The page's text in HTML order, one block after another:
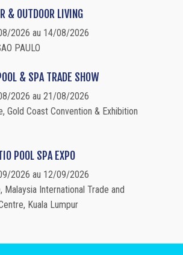
& OUTDOOR LIVING
2026 au 14/08/2026
PAULO
& SPA TRADE SHOW
2026 au 21/08/2026
Gold Coast Convention & Exhibition
POOL SPA EXPO
2026 au 12/09/2026
Malaysia International Trade and
Kuala Lumpur